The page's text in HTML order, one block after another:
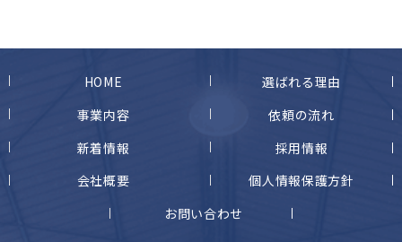
HOME
選ばれる理由
事業内容
依頼の流れ
新着情報
採用情報
会社概要
個人情報保護方針
お問い合わせ